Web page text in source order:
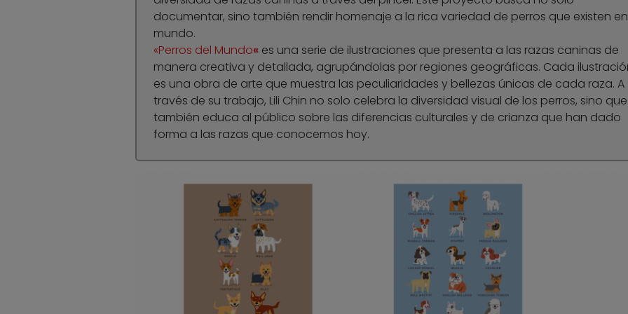
documentar, sino también rendir homenaje a la rica variedad de perros que existen
mundo.
«Perros del Mundo«es una serie de ilustraciones que presenta a las razas caninas de
manera creativa y detallada, agrupándolas por regiones geográficas. Cada
es una obra de arte que muestra las peculiaridades y bellezas únicas de cada raza. A
través de su trabajo, Lili Chin no solo celebra la diversidad visual de los perros, sino que
también educa al público sobre las diferencias culturales y de crianza que han dado
forma a las razas que conocemos hoy.